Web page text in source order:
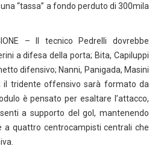
“tassa” a fondo perduto di 300mila
– Il tecnico Pedrelli dovrebbe
a difesa della porta; Bita, Capiluppi
difensivo; Nanni, Panigada, Masini
il tridente offensivo sarà formato da
è pensato per esaltare l’attacco,
a supporto del gol, mantenendo
a quattro centrocampisti centrali che